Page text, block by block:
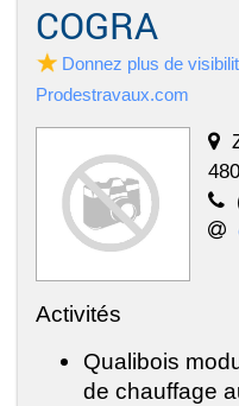
COGRA
Donnez plus de
Prodestravaux.com
Activités
Qualibois
de chauffage